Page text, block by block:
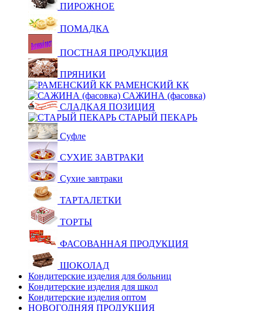
ПИРОЖНОЕ
ПОМАДКА
ПОСТНАЯ ПРОДУКЦИЯ
ПРЯНИКИ
РАМЕНСКИЙ КК
САЖИНА (фасовка)
СЛАДКАЯ ПОЗИЦИЯ
СТАРЫЙ ПЕКАРЬ
Суфле
СУХИЕ ЗАВТРАКИ
Сухие завтраки
ТАРТАЛЕТКИ
ТОРТЫ
ФАСОВАННАЯ ПРОДУКЦИЯ
ШОКОЛАД
Кондитерские изделия для больниц
Кондитерские изделия для школ
Кондитерские изделия оптом
НОВОГОДНЯЯ ПРОДУКЦИЯ